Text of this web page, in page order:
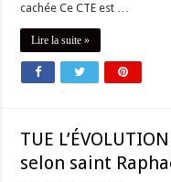
cachée Ce CTE est …
Lire la suite »
TUE
selon saint